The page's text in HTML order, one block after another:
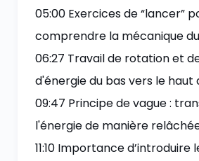
05:00 Exercices de “lancer”
comprendre la mécanique
06:27 Travail de rotation et
d'énergie du bas vers le haut
09:47 Principe de vague :
l'énergie de manière
11:10 Importance d’introduire